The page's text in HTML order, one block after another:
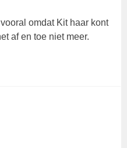
omdat Kit haar kont
af en toe niet meer.